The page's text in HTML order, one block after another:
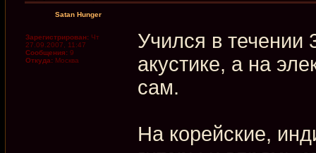
Satan Hunger
Зарегистрирован: Чт
27.09.2007, 11:47
Сообщения: 9
Откуда: Москва
Учился в течении
акустике, а на
сам.
На корейские,